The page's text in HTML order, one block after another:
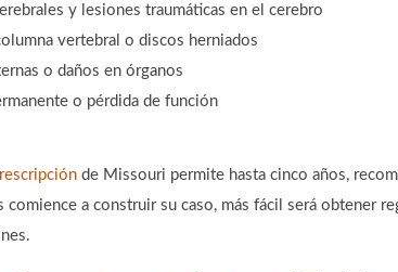
y lesiones traumáticas en el cerebro
vertebral o discos herniados
o daños en órganos
o pérdida de función
de Missouri permite hasta cinco años,
comience a construir su caso, más fácil será obtener